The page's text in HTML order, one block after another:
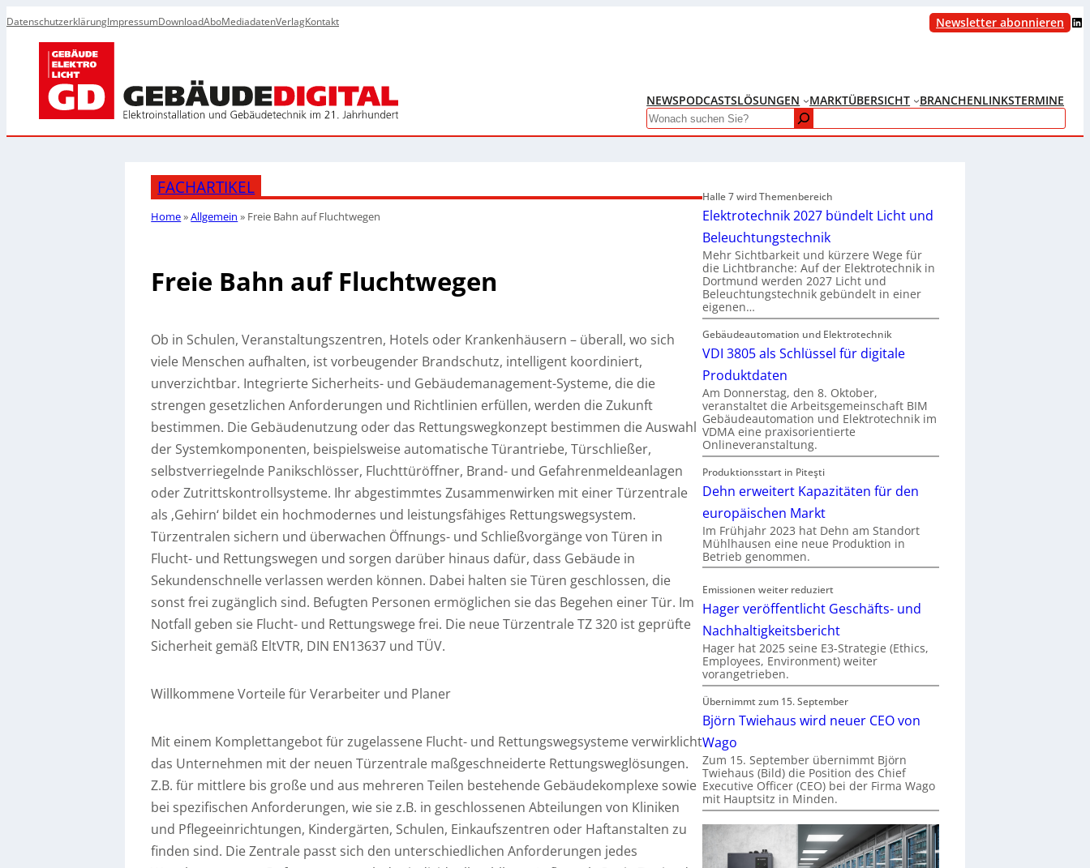
DatenschutzerklärungImpressumDownloadAboMediadatenVerlagKontakt Newsletter abonnieren LinkedIn
NEWSPODCASTSLÖSUNGEN MARKTÜBERSICHT BRANCHENLINKSTERMINE
Search
FACHARTIKEL
Home»Allgemein » Freie Bahn auf Fluchtwegen
Freie Bahn auf Fluchtwegen
Ob in Schulen, Veranstaltungszentren, Hotels oder Krankenhäusern – überall, wo sich
viele Menschen aufhalten, ist vorbeugender Brandschutz, intelligent koordiniert,
unverzichtbar. Integrierte Sicherheits- und Gebäudemanagement-Systeme, die die
strengen gesetzlichen Anforderungen und Richtlinien erfüllen, werden die Zukunft
bestimmen. Die Gebäudenutzung oder das Rettungswegkonzept bestimmen die Auswahl
der Systemkomponenten, beispielsweise automatische Türantriebe, Türschließer,
selbstverriegelnde Panikschlösser, Fluchttüröffner, Brand- und Gefahrenmeldeanlagen
oder Zutrittskontrollsysteme. Ihr abgestimmtes Zusammenwirken mit einer Türzentrale
als ‚Gehirn‘ bildet ein hochmodernes und leistungsfähiges Rettungswegsystem.
Türzentralen sichern und überwachen Öffnungs- und Schließvorgänge von Türen in
Flucht- und Rettungswegen und sorgen darüber hinaus dafür, dass Gebäude in
Sekundenschnelle verlassen werden können. Dabei halten sie Türen geschlossen, die
sonst frei zugänglich sind. Befugten Personen ermöglichen sie das Begehen einer Tür. Im
Notfall geben sie Flucht- und Rettungswege frei. Die neue Türzentrale TZ 320 ist geprüfte
Sicherheit gemäß EltVTR, DIN EN13637 und TÜV.
Willkommene Vorteile für Verarbeiter und Planer
Mit einem Komplettangebot für zugelassene Flucht- und Rettungswegsysteme verwirklicht
das Unternehmen mit der neuen Türzentrale maßgeschneiderte Rettungsweglösungen.
Z.B. für mittlere bis große und aus mehreren Teilen bestehende Gebäudekomplexe sowie
bei spezifischen Anforderungen, wie sie z.B. in geschlossenen Abteilungen von Kliniken
und Pflegeeinrichtungen, Kindergärten, Schulen, Einkaufszentren oder Haftanstalten zu
finden sind. Die Zentrale passt sich den unterschiedlichen Anforderungen jedes
Halle 7 wird Themenbereich
Elektrotechnik 2027 bündelt Licht und
Beleuchtungstechnik
Mehr Sichtbarkeit und kürzere Wege für
die Lichtbranche: Auf der Elektrotechnik in
Dortmund werden 2027 Licht und
Beleuchtungstechnik gebündelt in einer
eigenen…
Gebäudeautomation und Elektrotechnik
VDI 3805 als Schlüssel für digitale
Produktdaten
Am Donnerstag, den 8. Oktober,
veranstaltet die Arbeitsgemeinschaft BIM
Gebäudeautomation und Elektrotechnik im
VDMA eine praxisorientierte
Onlineveranstaltung.
Produktionsstart in Piteşti
Dehn erweitert Kapazitäten für den
europäischen Markt
Im Frühjahr 2023 hat Dehn am Standort
Mühlhausen eine neue Produktion in
Betrieb genommen.
Emissionen weiter reduziert
Hager veröffentlicht Geschäfts- und
Nachhaltigkeitsbericht
Hager hat 2025 seine E3-Strategie (Ethics,
Employees, Environment) weiter
vorangetrieben.
Übernimmt zum 15. September
Björn Twiehaus wird neuer CEO von
Wago
Zum 15. September übernimmt Björn
Twiehaus (Bild) die Position des Chief
Executive Officer (CEO) bei der Firma Wago
mit Hauptsitz in Minden.